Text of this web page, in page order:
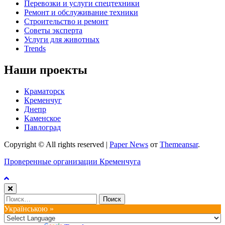
Перевозки и услуги спецтехники
Ремонт и обслуживание техники
Строительство и ремонт
Советы эксперта
Услуги для животных
Trends
Наши проекты
Краматорск
Кременчуг
Днепр
Каменское
Павлоград
Copyright © All rights reserved | Paper News от Themeansar.
Проверенные организации Кременчуга
Найти:
Українською »